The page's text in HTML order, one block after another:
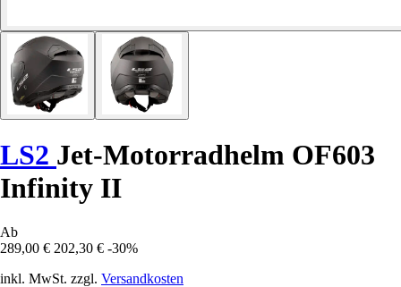
LS2 Jet-Motorradhelm OF603
Infinity II
Ab
289,00 € 202,30 € -30%
inkl. MwSt. zzgl. Versandkosten